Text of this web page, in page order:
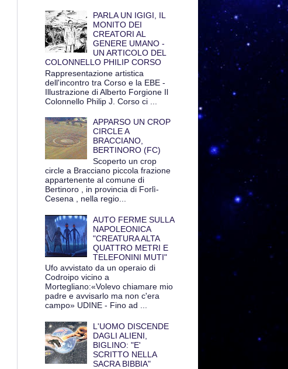
PARLA UN IGIGI, IL
MONITO DEI
CREATORI AL
GENERE UMANO -
UN ARTICOLO DEL
COLONNELLO PHILIP CORSO
Rappresentazione artistica
dell'incontro tra Corso e la EBE -
Illustrazione di Alberto Forgione Il
Colonnello Philip J. Corso ci ...
APPARSO UN CROP
CIRCLE A
BRACCIANO,
BERTINORO (FC)
Scoperto un crop
circle a Bracciano piccola frazione
appartenente al comune di
Bertinoro , in provincia di Forlì-
Cesena , nella regio...
AUTO FERME SULLA
NAPOLEONICA
"CREATURA ALTA
QUATTRO METRI E
TELEFONINI MUTI"
Ufo avvistato da un operaio di
Codroipo vicino a
Mortegliano:«Volevo chiamare mio
padre e avvisarlo ma non c'era
campo» UDINE - Fino ad ...
L'UOMO DISCENDE
DAGLI ALIENI,
BIGLINO: "E'
SCRITTO NELLA
SACRA BIBBIA"